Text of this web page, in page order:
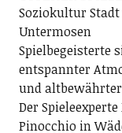
Soziokultur
Untermosen
Spielbegeisterte
entspannter
und
Der
Pinocchio in